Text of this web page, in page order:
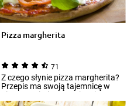
Pizza margherita
71
Z czego słynie pizza margherita?
Przepis ma swoją tajemnicę w
niesamowitej prostocie. Pizza
margh...